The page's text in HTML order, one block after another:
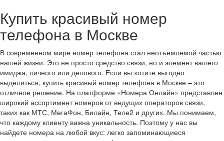
Купить красивый номер
телефона в Москве
В современном мире номер телефона стал неотъемлемой частью
нашей жизни. Это не просто средство связи, но и элемент вашего
имиджа, личного или делового. Если вы хотите выгодно
выделиться, купить красивый номер телефона в Москве – это
отличное решение. На платформе «Номера Онлайн» представлен
широкий ассортимент номеров от ведущих операторов связи,
таких как МТС, МегаФон, Билайн, Теле2 и других. Мы понимаем,
что каждому клиенту важна уникальность. Поэтому у нас вы
найдете номера на любой вкус: легко запоминающиеся